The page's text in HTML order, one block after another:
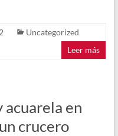
Uncategorized
Leer más
en
crucero